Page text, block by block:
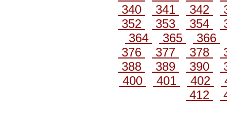
340
341 342
352
353 354
364
365
366
376
377 378
388
389 390
400
401 402
412